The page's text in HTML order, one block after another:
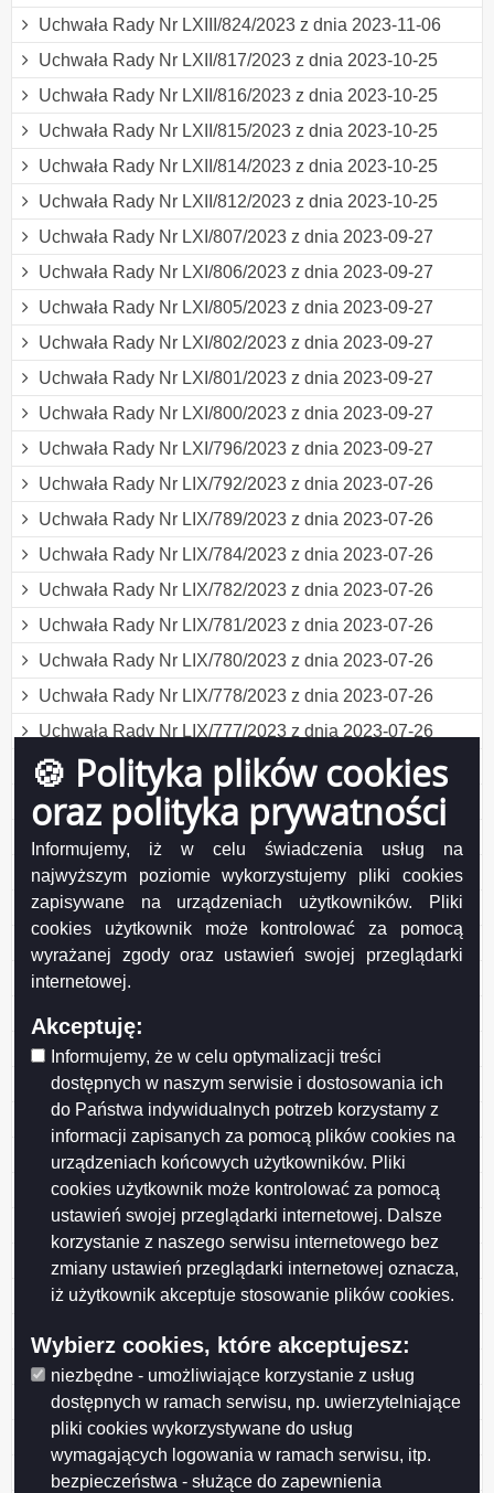
🍪 Polityka plików cookies
oraz polityka prywatności
Informujemy, iż w celu świadczenia usług na
najwyższym poziomie wykorzystujemy pliki cookies
zapisywane na urządzeniach użytkowników. Pliki
cookies użytkownik może kontrolować za pomocą
wyrażanej zgody oraz ustawień swojej przeglądarki
internetowej.
Akceptuję:
Informujemy, że w celu optymalizacji treści
dostępnych w naszym serwisie i dostosowania ich
do Państwa indywidualnych potrzeb korzystamy z
informacji zapisanych za pomocą plików cookies na
urządzeniach końcowych użytkowników. Pliki
cookies użytkownik może kontrolować za pomocą
ustawień swojej przeglądarki internetowej. Dalsze
korzystanie z naszego serwisu internetowego bez
zmiany ustawień przeglądarki internetowej oznacza,
iż użytkownik akceptuje stosowanie plików cookies.
Wybierz cookies, które akceptujesz:
niezbędne - umożliwiające korzystanie z usług
dostępnych w ramach serwisu, np. uwierzytelniające
pliki cookies wykorzystywane do usług
wymagających logowania w ramach serwisu, itp.
bezpieczeństwa - służące do zapewnienia
Uchwała Rady Nr LXIII/824/2023 z dnia 2023-11-06
Uchwała Rady Nr LXII/817/2023 z dnia 2023-10-25
Uchwała Rady Nr LXII/816/2023 z dnia 2023-10-25
Uchwała Rady Nr LXII/815/2023 z dnia 2023-10-25
Uchwała Rady Nr LXII/814/2023 z dnia 2023-10-25
Uchwała Rady Nr LXII/812/2023 z dnia 2023-10-25
Uchwała Rady Nr LXI/807/2023 z dnia 2023-09-27
Uchwała Rady Nr LXI/806/2023 z dnia 2023-09-27
Uchwała Rady Nr LXI/805/2023 z dnia 2023-09-27
Uchwała Rady Nr LXI/802/2023 z dnia 2023-09-27
Uchwała Rady Nr LXI/801/2023 z dnia 2023-09-27
Uchwała Rady Nr LXI/800/2023 z dnia 2023-09-27
Uchwała Rady Nr LXI/796/2023 z dnia 2023-09-27
Uchwała Rady Nr LIX/792/2023 z dnia 2023-07-26
Uchwała Rady Nr LIX/789/2023 z dnia 2023-07-26
Uchwała Rady Nr LIX/784/2023 z dnia 2023-07-26
Uchwała Rady Nr LIX/782/2023 z dnia 2023-07-26
Uchwała Rady Nr LIX/781/2023 z dnia 2023-07-26
Uchwała Rady Nr LIX/780/2023 z dnia 2023-07-26
Uchwała Rady Nr LIX/778/2023 z dnia 2023-07-26
Uchwała Rady Nr LIX/777/2023 z dnia 2023-07-26
Obwieszczenie Rady Miejskiej z dnia 2023-06-28
Uchwała Rady Nr LVIII/773/2023 z dnia 2023-06-28
Uchwała Rady Nr LVIII/771/2023 z dnia 2023-06-28
Uchwała Rady Nr LVIII/770/2023 z dnia 2023-06-28
Uchwała Rady Nr LVIII/769/2023 z dnia 2023-06-28
Uchwała Rady Nr LVIII/768/2023 z dnia 2023-06-28
Uchwała Rady Nr LVIII/762/2023 z dnia 2023-06-28
Uchwała Rady Nr LVIII/761/2023 z dnia 2023-06-28
Uchwała Rady Nr LVIII/760/2023 z dnia 2023-06-28
Uchwała Rady Nr LVIII/759/2023 z dnia 2023-06-28
Uchwała Rady Nr LVIII/758/2023 z dnia 2023-06-28
Uchwała Rady Nr LVII/748/2023 z dnia 2023-05-31
Uchwała Rady Nr LVII/754/2023 z dnia 2023-05-31
Uchwała Rady Nr LVII/753/2023 z dnia 2023-05-31
Uchwała Rady Nr LVII/751/2023 z dnia 2023-05-31
Uchwała Rady Nr LVII/750/2023 z dnia 2023-05-31
Uchwała Rady Nr LVI/730/2023 z dnia 2023-04-26
Uchwała Rady Nr LVI/729/2023 z dnia 2023-04-26
Uchwała Rady Nr LVI/744/2023 z dnia 2023-04-26
Uchwała Rady Nr LVI/742/2023 z dnia 2023-04-26